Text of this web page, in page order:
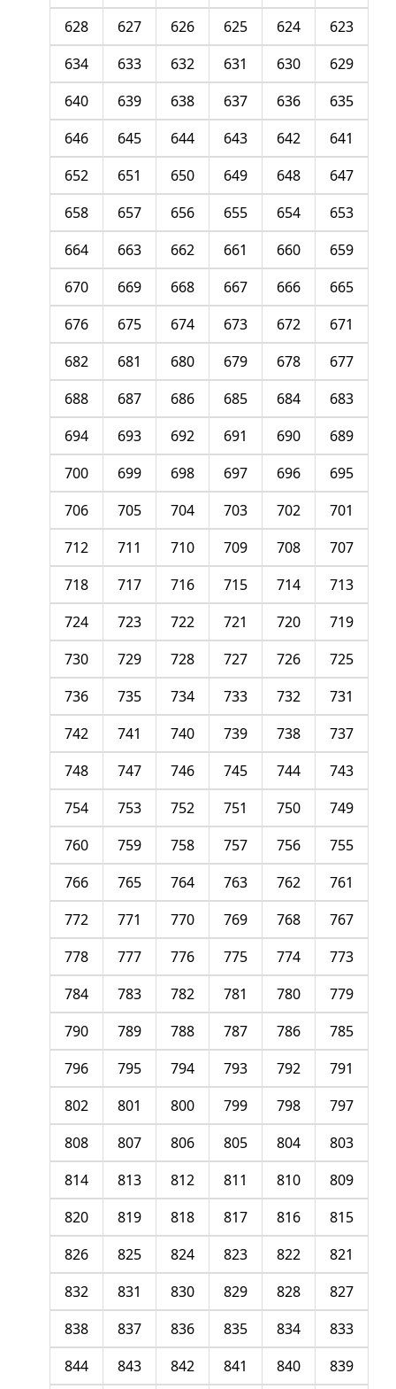
623
624
625
626
627
628
629
630
631
632
633
634
635
636
637
638
639
640
641
642
643
644
645
646
647
648
649
650
651
652
653
654
655
656
657
658
659
660
661
662
663
664
665
666
667
668
669
670
671
672
673
674
675
676
677
678
679
680
681
682
683
684
685
686
687
688
689
690
691
692
693
694
695
696
697
698
699
700
701
702
703
704
705
706
707
708
709
710
711
712
713
714
715
716
717
718
719
720
721
722
723
724
725
726
727
728
729
730
731
732
733
734
735
736
737
738
739
740
741
742
743
744
745
746
747
748
749
750
751
752
753
754
755
756
757
758
759
760
761
762
763
764
765
766
767
768
769
770
771
772
773
774
775
776
777
778
779
780
781
782
783
784
785
786
787
788
789
790
791
792
793
794
795
796
797
798
799
800
801
802
803
804
805
806
807
808
809
810
811
812
813
814
815
816
817
818
819
820
821
822
823
824
825
826
827
828
829
830
831
832
833
834
835
836
837
838
839
840
841
842
843
844